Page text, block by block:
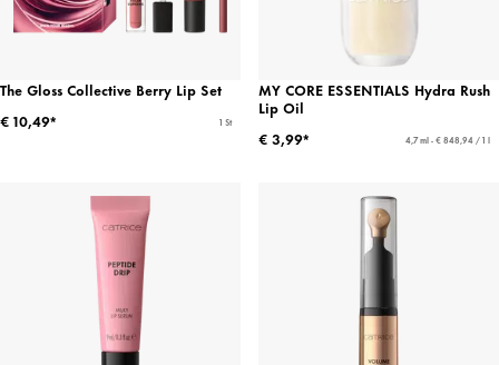
The Gloss Collective Berry Lip Set
€ 10,49*
1 St
MY CORE ESSENTIALS Hydra Rush
Lip Oil
€ 3,99*
4,7 ml - € 848,94 / 1 l